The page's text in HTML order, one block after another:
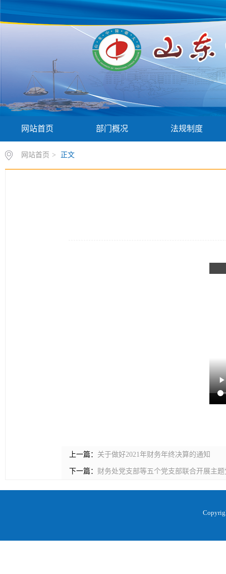
网站首页 部门概况 法规制度
网站首页 > 正文
上一篇： 关于做好2021年财务年终决算的通知
下一篇： 财务处党支部等五个党支部联合开展主